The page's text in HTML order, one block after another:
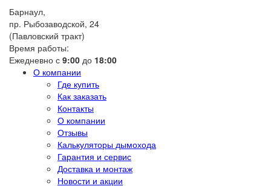
Барнаул,
пр. Рыбозаводской, 24
(Павловский тракт)
Время работы:
Ежедневно с 9:00 до 18:00
О компании
Где купить
Как заказать
Контакты
О компании
Отзывы
Калькуляторы дымохода
Гарантия и сервис
Доставка и монтаж
Новости и акции